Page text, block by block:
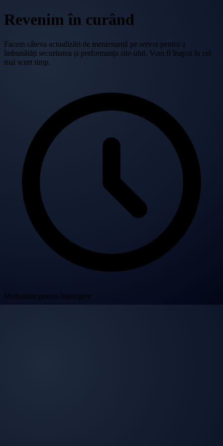
Revenim în curând
Facem câteva actualizări de mentenanță pe server pentru a
îmbunătăți securitatea și performanța site-ului. Vom fi înapoi în cel
mai scurt timp.
Mulțumim pentru înțelegere